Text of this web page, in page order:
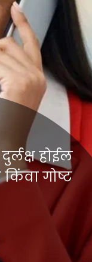
होईल
गोष्ट